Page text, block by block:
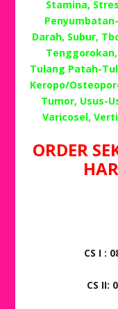
Stamina,
Darah, Subur,
Tulang Patah-
Keropo/
Tumor, Usus-
Varicosel,
ORDER
CS I :
CS II: